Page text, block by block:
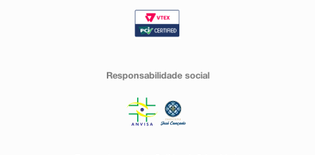
Responsabilidade social